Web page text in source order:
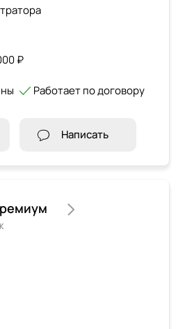
₽
Работает по договору
Написать